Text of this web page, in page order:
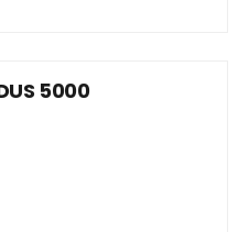
5000